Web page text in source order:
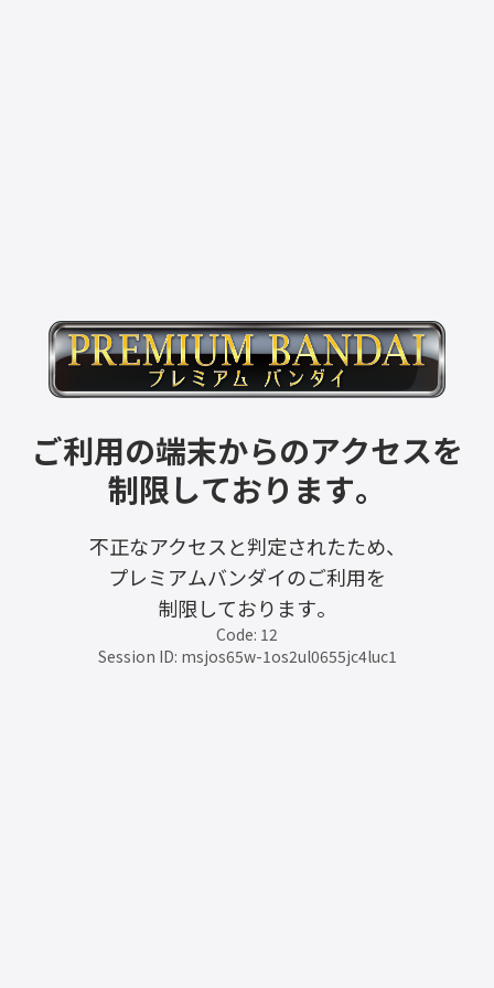
ご利用の端末からのアクセスを
制限しております。
不正なアクセスと判定されたため、
プレミアムバンダイのご利用を
制限しております。
Code: 12
Session ID: msjos65w-1os2ul0655jc4luc1